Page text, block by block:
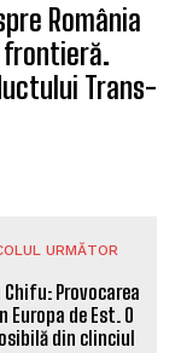
România
frontieră.
Trans-
URMĂTOR